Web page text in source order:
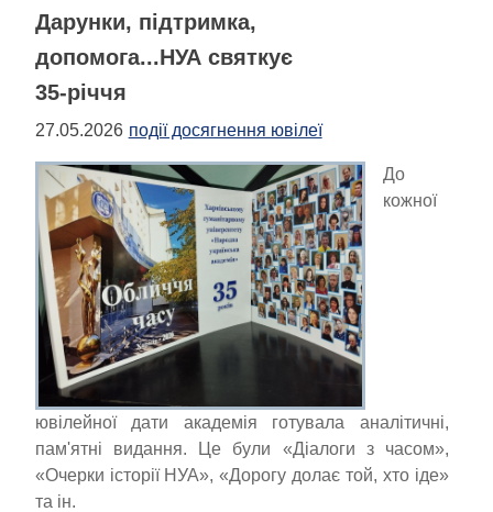
Дарунки, підтримка,
допомога...НУА святкує
35-річчя
27.05.2026 події досягнення ювілеї
До
кожної
ювілейної дати академія готувала аналітичні,
пам'ятні видання. Це були «Діалоги з часом»,
«Очерки історії НУА», «Дорогу долає той, хто іде»
та ін.